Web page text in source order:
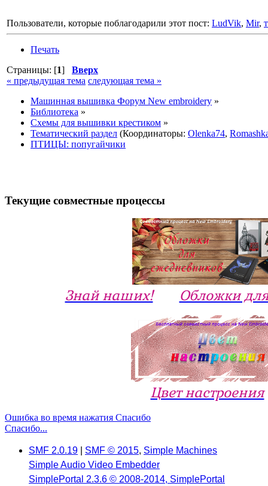
Пользователи, которые поблагодарили этот пост: LudVik, Mir,
Печать
Страницы: [1] Вверх
« предыдущая тема следующая тема »
Машинная вышивка Форум New embroidery »
Библиотека »
Схемы для вышивки крестиком »
Тематический раздел (Координаторы: Olenka74,
ПТИЦЫ: попугайчики
Текущие совместные процессы
Знай наших! Обложки
Цвет настроения
Ошибка во время нажатия Спасибо
Спасибо...
SMF 2.0.19 SMF © 2015, Simple Machines
Simple Audio Video Embedder
SimplePortal 2.3.6 © 2008-2014, SimplePortal